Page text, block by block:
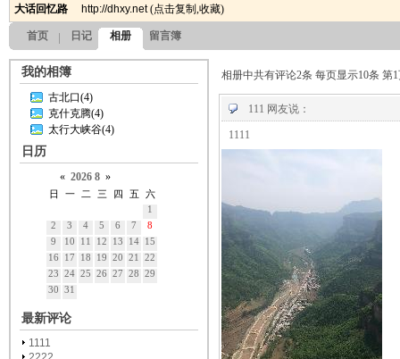
大话回忆路 http://dhxy.net(点击复制 ,收藏)
首页 日记 相册 留言簿
我的相簿
古北口(4)
克什克腾(4)
太行大峡谷(4)
日历
« 2026 8 »
日 一 二 三 四 五
六
1
2
3 4 5 6 7
8
9
10 11 12 13 14
15
16
17 18 19 20 21
22
23
24 25 26 27 28
29
30
31
最新评论
1111
相册中共有评论2条 每页显示10条 第
111 网友说：
1111